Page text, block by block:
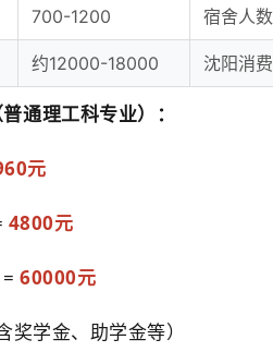
700-1200 宿舍人
约12000-18000 沈阳消
通理工科专业）：
元
4800元
=60000元
奖学金、助学金等）